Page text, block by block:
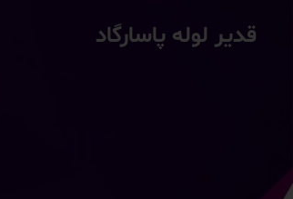
قدیر لوله پاسارگاد